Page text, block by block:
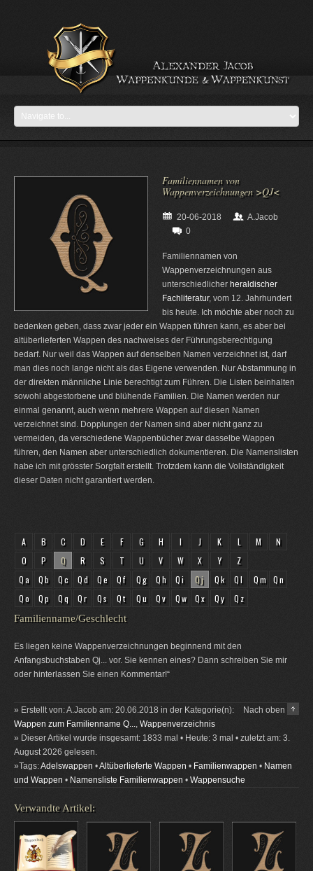
Familiennamen von
Wappenverzeichnungen >QJ<
20-06-2018
A.Jacob
0
Familiennamen von
Wappenverzeichnungen aus
unterschiedlicher heraldischer
Fachliteratur, vom 12. Jahrhundert
bis heute. Ich möchte aber noch zu
bedenken geben, dass zwar jeder ein Wappen führen kann, es aber bei
altüberlieferten Wappen des nachweises der Führungsberechtigung
bedarf. Nur weil das Wappen auf denselben Namen verzeichnet ist, darf
man dies noch lange nicht als das Eigene verwenden. Nur Abstammung in
der direkten männliche Linie berechtigt zum Führen. Die Listen beinhalten
sowohl abgestorbene und blühende Familien. Die Namen werden nur
einmal genannt, auch wenn mehrere Wappen auf diesen Namen
verzeichnet sind. Dopplungen der Namen sind aber nicht ganz zu
vermeiden, da verschiedene Wappenbücher zwar dasselbe Wappen
führen, den Namen aber unterschiedlich dokumentieren. Die Namenslisten
habe ich mit grösster Sorgfalt erstellt. Trotzdem kann die Vollständigkeit
dieser Daten nicht garantiert werden.
A B C D E F G H I J K L M
N
O
P Q R S T U V W X Y
Z
Qa
Qb Qc Qd Qe Qf Qg Qh Qi Qj Qk Ql Qm Qn
Qo
Qp Qq Qr Qs Qt Qu Qv Qw Qx Qy Qz
Familienname/Geschlecht
Es liegen keine Wappenverzeichnungen beginnend mit den
Anfangsbuchstaben Qj... vor. Sie kennen eines? Dann schreiben Sie mir
oder hinterlassen Sie einen Kommentar!“
Nach oben
» Erstellt von: A.Jacob am: 20.06.2018 in der Kategorie(n):
Wappen zum Familienname Q..., Wappenverzeichnis
» Dieser Artikel wurde insgesamt: 1833 mal • Heute: 3 mal • zuletzt am: 3.
August 2026 gelesen.
»Tags:Adelswappen •Altüberlieferte Wappen • Familienwappen • Namen
und Wappen • Namensliste Familienwappen • Wappensuche
Verwandte Artikel: